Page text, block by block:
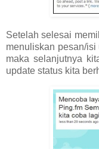
Setelah selesai
menuliskan pesan/isi
maka selanjutnya
update status kita